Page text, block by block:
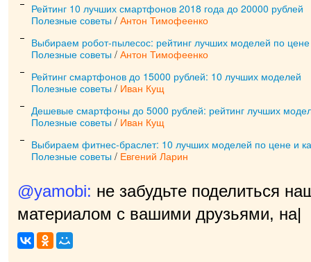
Рейтинг 10 лучших смартфонов 2018 года до 20000 рублей
Полезные советы / Антон Тимофеенко
Выбираем робот-пылесос: рейтинг лучших моделей по цене
Полезные советы / Антон Тимофеенко
Рейтинг смартфонов до 15000 рублей: 10 лучших моделей
Полезные советы / Иван Кущ
Дешевые смартфоны до 5000 рублей: рейтинг лучших
Полезные советы / Иван Кущ
Выбираем фитнес-браслет: 10 лучших моделей по цене и
Полезные советы / Евгений Ларин
@yamobi: не забудьте поделиться
материалом с вашими друзьями, нам
приятно!